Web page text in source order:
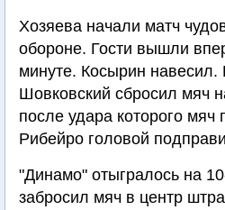
Хозяева начали матч
обороне. Гости вышли
минуте. Косырин
Шовковский сбросил мяч
после удара которого мяч
Рибейро головой
"Динамо" отыгралось на
забросил мяч в центр